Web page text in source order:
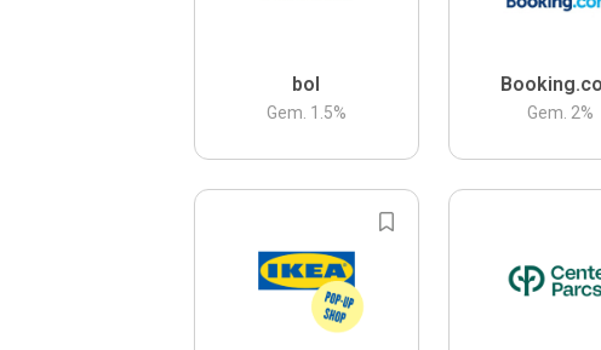
bol
Gem. 1.5% Gem. 2%